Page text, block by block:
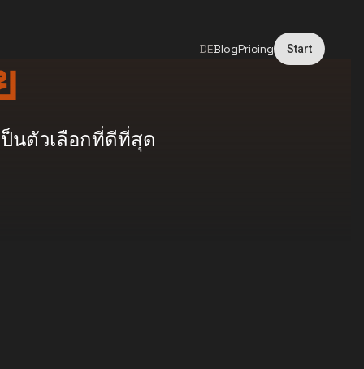
DEBlogPricing Start
ป็นตัวเลือกที่ดีที่สุด